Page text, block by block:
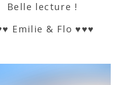
Belle lecture !
Emilie & Flo ♥♥♥